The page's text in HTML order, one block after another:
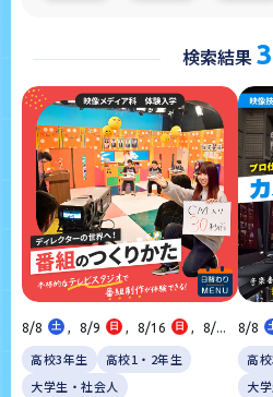
検索結果
8/8 土 , 8/9 日 , 8/16 日 , 8/...
高校3年生
高校1・2年生
大学生・社会人
8/8
高
大